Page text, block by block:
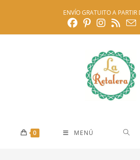
ENVÍO GRATUITO A PARTIR
0 MENÚ